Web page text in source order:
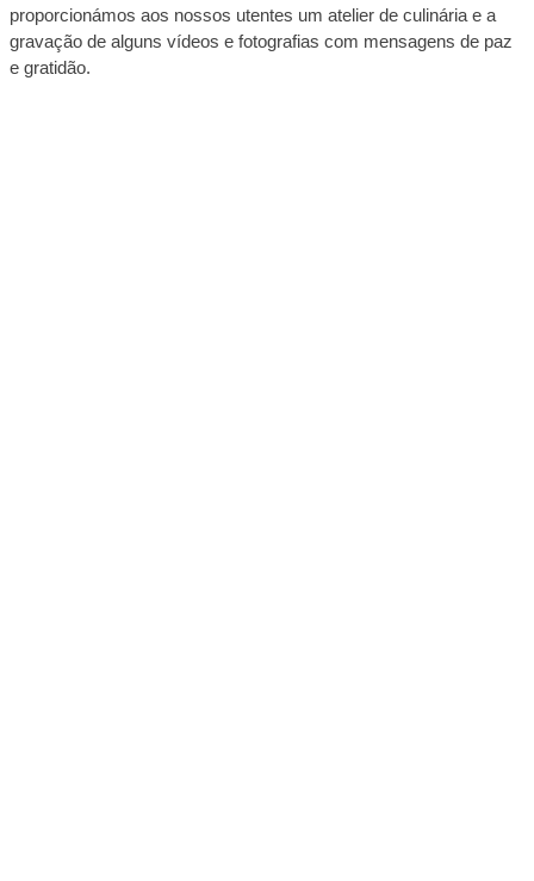
proporcionámos aos nossos utentes um atelier de culinária e a
gravação de alguns vídeos e fotografias com mensagens de paz
e gratidão.